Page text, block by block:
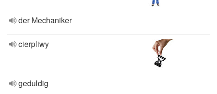
der Mechaniker
cierpliwy
geduldig